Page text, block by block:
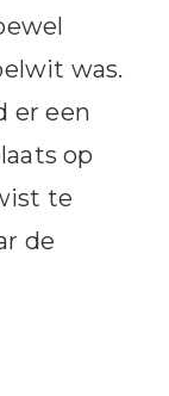
was.
er een
op
te
de